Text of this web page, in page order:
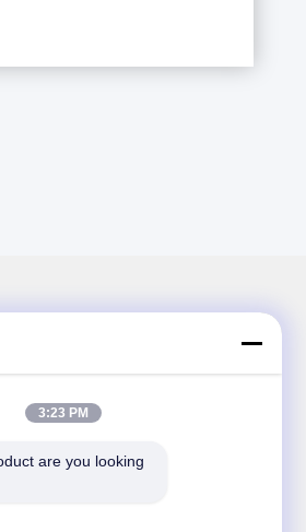
わせは、こちらで受付しておりま
3:23 PM
are you looking